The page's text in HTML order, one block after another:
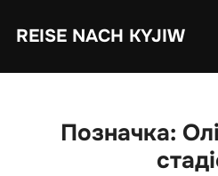
REISE NACH KYJIW
Позначка: